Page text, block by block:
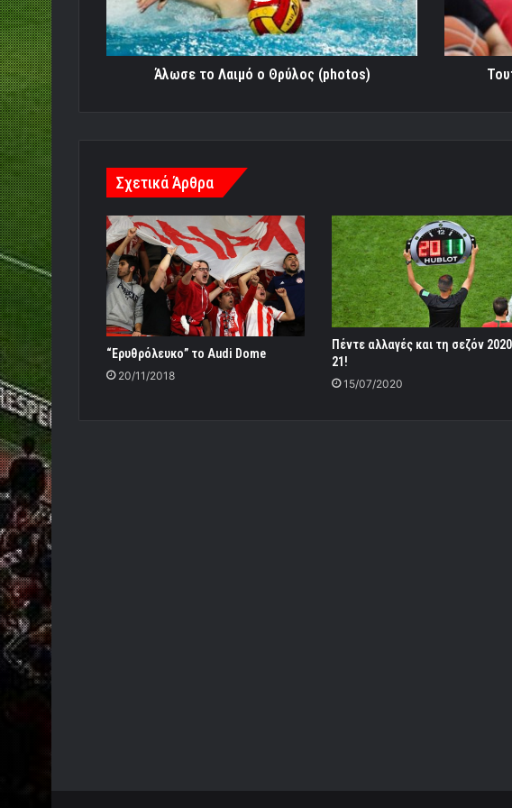
Άλωσε το Λαιμό ο Θρύλος (photos)
Σχετικά Άρθρα
“Eρυθρόλευκο” το Audi Dome
20/11/2018
Πέντε αλλαγές και τη σεζόν
21!
15/07/2020